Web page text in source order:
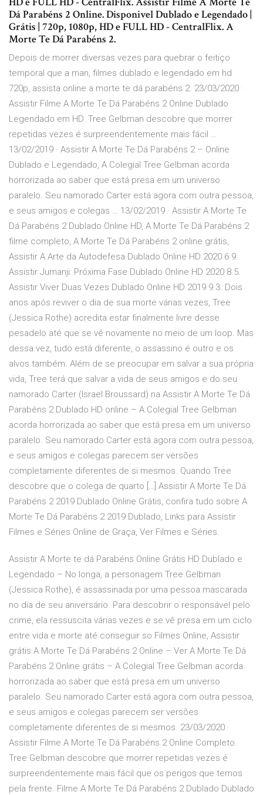
Dá Parabéns 2 Online. Disponivel Dublado e Legendado |
Grátis | 720p, 1080p, HD e FULL HD - CentralFlix. A
Morte Te Dá Parabéns 2.
Depois de morrer diversas vezes para quebrar o feitiço
temporal que a man, filmes dublado e legendado em hd
720p, assista online a morte te dá parabéns 2. 23/03/2020 ·
Assistir Filme A Morte Te Dá Parabéns 2 Online Dublado
Legendado em HD. Tree Gelbman descobre que morrer
repetidas vezes é surpreendentemente mais fácil …
13/02/2019 · Assistir A Morte Te Dá Parabéns 2 – Online
Dublado e Legendado, A Colegial Tree Gelbman acorda
horrorizada ao saber que está presa em um universo
paralelo. Seu namorado Carter está agora com outra pessoa,
e seus amigos e colegas … 13/02/2019 · Assistir A Morte Te
Dá Parabéns 2 Dublado Online HD, A Morte Te Dá Parabéns 2
filme completo, A Morte Te Dá Parabéns 2 online grátis,
Assistir A Arte da Autodefesa Dublado Online HD 2020 6.9.
Assistir Jumanji: Próxima Fase Dublado Online HD 2020 8.5.
Assistir Viver Duas Vezes Dublado Online HD 2019 9.3. Dois
anos após reviver o dia de sua morte várias vezes, Tree
(Jessica Rothe) acredita estar finalmente livre desse
pesadelo até que se vê novamente no meio de um loop. Mas
dessa vez, tudo está diferente, o assassino é outro e os
alvos também. Além de se preocupar em salvar a sua própria
vida, Tree terá que salvar a vida de seus amigos e do seu
namorado Carter (Israel Broussard) na Assistir A Morte Te Dá
Parabéns 2 Dublado HD online – A Colegial Tree Gelbman
acorda horrorizada ao saber que está presa em um universo
paralelo. Seu namorado Carter está agora com outra pessoa,
e seus amigos e colegas parecem ser versões
completamente diferentes de si mesmos. Quando Tree
descobre que o colega de quarto […] Assistir A Morte Te Dá
Parabéns 2 2019 Dublado Online Grátis, confira tudo sobre A
Morte Te Dá Parabéns 2 2019 Dublado, Links para Assistir
Filmes e Séries Online de Graça, Ver Filmes e Séries.
Assistir A Morte te dá Parabéns Online Grátis HD Dublado e
Legendado – No longa, a personagem Tree Gelbman
(Jessica Rothe), é assassinada por uma pessoa mascarada
no dia de seu aniversário. Para descobrir o responsável pelo
crime, ela ressuscita várias vezes e se vê presa em um ciclo
entre vida e morte até conseguir so Filmes Online, Assistir
grátis A Morte Te Dá Parabéns 2 Online – Ver A Morte Te Dá
Parabéns 2 Online grátis – A Colegial Tree Gelbman acorda
horrorizada ao saber que está presa em um universo
paralelo. Seu namorado Carter está agora com outra pessoa,
e seus amigos e colegas parecem ser versões
completamente diferentes de si mesmos. 23/03/2020 ·
Assistir Filme A Morte Te Dá Parabéns 2 Online Completo.
Tree Gelbman descobre que morrer repetidas vezes é
surpreendentemente mais fácil que os perigos que temos
pela frente. Filme A Morte Te Dá Parabéns 2 Dublado Dublado